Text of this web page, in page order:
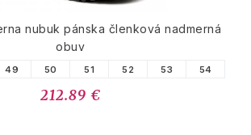
nubuk pánska členková nadmerná
obuv
49 50 51 52 53 54
212.89 €